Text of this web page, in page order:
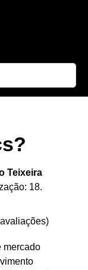
Teixeira
18.
)
mercado